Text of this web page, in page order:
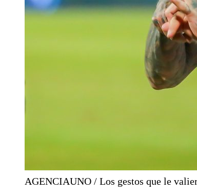
AGENCIAUNO / Los gestos que le